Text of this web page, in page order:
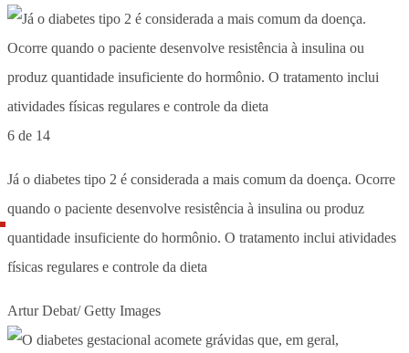
6 de 14
Já o diabetes tipo 2 é considerada a mais comum da doença. Ocorre
quando o paciente desenvolve resistência à insulina ou produz
quantidade insuficiente do hormônio. O tratamento inclui atividades
físicas regulares e controle da dieta
Artur Debat/ Getty Images